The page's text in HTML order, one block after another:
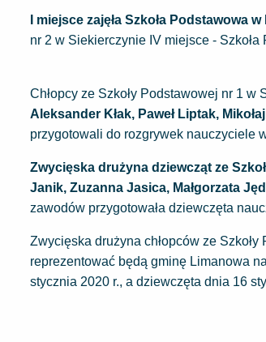
I miejsce zajęła Szkoła Podstawowa
nr 2 w Siekierczynie IV miejsce -
Chłopcy ze Szkoły Podstawowej nr 1 w
Aleksander Kłak, Paweł Liptak,
przygotowali do rozgrywek nauczyciele
Zwycięska drużyna dziewcząt ze
Janik, Zuzanna Jasica, Małgorzata
zawodów przygotowała dziewczęta
Zwycięska drużyna chłopców ze
reprezentować będą gminę Limanowa
stycznia 2020 r., a dziewczęta dnia 16